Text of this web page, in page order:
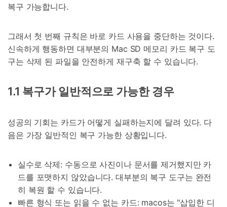
복구 가능합니다.
그래서 첫 번째 규칙은 바로 카드 사용을 중단하는 것이다.
신속하게 행동하면 대부분의 Mac SD 메모리 카드 복구 도
구는 삭제 된 파일을 안전하게 재구축 할 수 있습니다.
1.1 복구가 일반적으로 가능한 경우
성공의 기회는 카드가 어떻게 실패하는지에 달려 있다. 다
음은 가장 일반적인 복구 가능한 상황입니다.
실수로 삭제: 수동으로 사진이나 문서를 제거했지만 카
드를 포맷하지 않았습니다. 대부분의 복구 도구는 완전
히 복원 할 수 있습니다.
빠른 형식 또는 읽을 수 없는 카드: macos는 "삽입한 디